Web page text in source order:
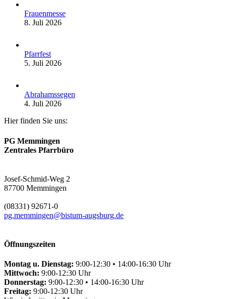
Frauenmesse
8. Juli 2026
Pfarrfest
5. Juli 2026
Abrahamssegen
4. Juli 2026
Hier finden Sie uns:
PG Memmingen
Zentrales Pfarrbüro
Josef-Schmid-Weg 2
87700 Memmingen
(08331) 92671-0
pg.memmingen@bistum-augsburg.de
Öffnungszeiten
Montag u. Dienstag: 9:00-12:30 • 14:00-16:30 Uhr
Mittwoch: 9:00-12:30 Uhr
Donnerstag: 9:00-12:30 • 14:00-16:30 Uhr
Freitag: 9:00-12:30 Uhr